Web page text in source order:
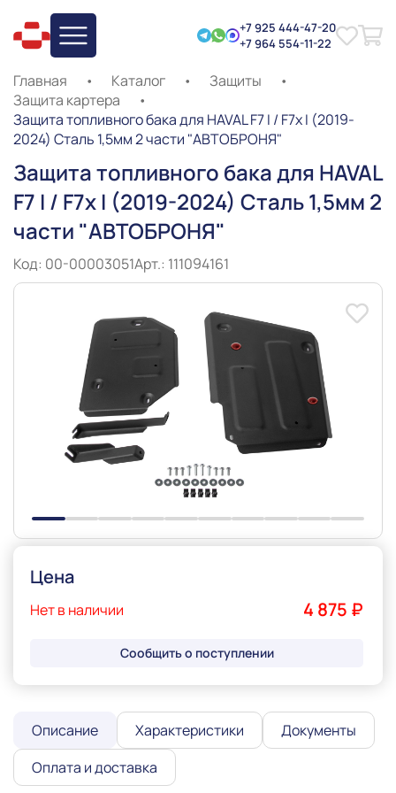
+7 925 444-47-20
+7 964 554-11-22
Главная • Каталог • Защиты
•
Защита картера
•
Защита топливного бака для HAVAL F7 I / F7x I (2019-
2024) Сталь 1,5мм 2 части "АВТОБРОНЯ"
Защита топливного бака для HAVAL
F7 I / F7x I (2019-2024) Сталь 1,5мм 2
части "АВТОБРОНЯ"
Код: 00-00003051Арт.: 111094161
Slide 1 of 10
Цена
Нет в наличии 4 875 ₽
Сообщить о поступлении
Описание Характеристики
Документы
Оплата и доставка